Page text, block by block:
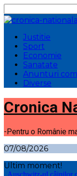
la
conținut
Justitie
Sport
Economie
Sanatate
Anunturi
Diverse
Cronica
-Pentru o Românie
07/08/2026
Ultim moment!
„Auschwitz-ul câinilor